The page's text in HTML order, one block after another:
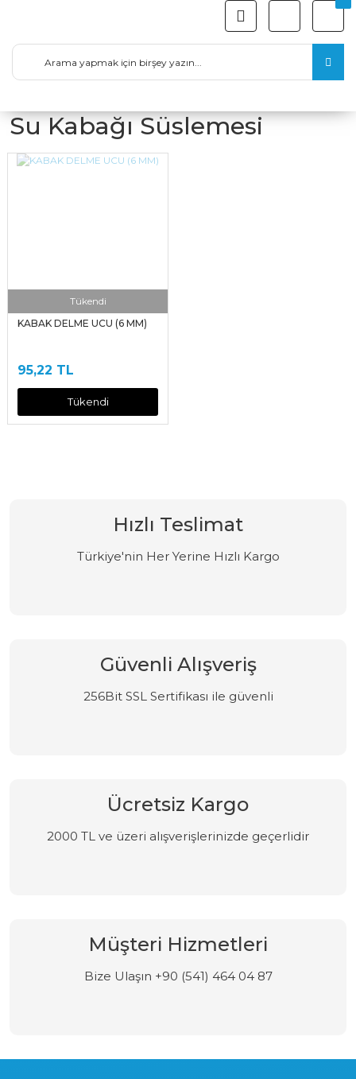
Su Kabağı Süslemesi
Tükendi
KABAK DELME UCU (6 MM)
95,22 TL
Tükendi
Hızlı Teslimat
Türkiye'nin Her Yerine Hızlı Kargo
Güvenli Alışveriş
256Bit SSL Sertifikası ile güvenli
Ücretsiz Kargo
2000 TL ve üzeri alışverişlerinizde geçerlidir
Müşteri Hizmetleri
Bize Ulaşın +90 (541) 464 04 87